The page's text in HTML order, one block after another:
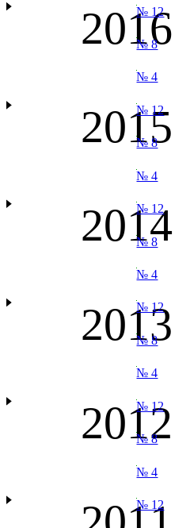
2016
№ 12
№ 8
№ 4
2015
№ 12
№ 8
№ 4
2014
№ 12
№ 8
№ 4
2013
№ 12
№ 8
№ 4
2012
№ 12
№ 8
№ 4
№ 12